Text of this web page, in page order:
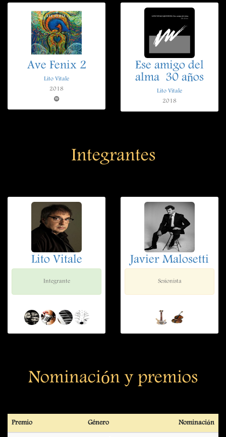
Ave Fenix 2
Lito Vitale
2018
Ese amigo del
alma  30 años
Lito Vitale
2018
Integrantes
Lito Vitale
Integrante
Javier Malosetti
Sesionista
Nominación y premios
Premio Género Nominación